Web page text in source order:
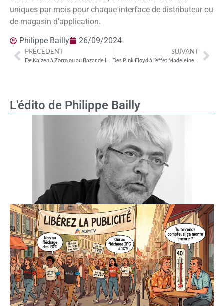
L'édito de Philippe Bailly
uniques par mois pour chaque interface de distributeur ou
de magasin d’application.
Philippe Bailly 26/09/2024
PRÉCÉDENT SUIVANT
Des Pink Floyd à l’effet Madeleine en streaming